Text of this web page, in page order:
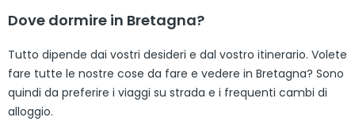
Dove dormire in Bretagna?
Tutto dipende dai vostri desideri e dal vostro itinerario. Volete
fare tutte le nostre cose da fare e vedere in Bretagna? Sono
quindi da preferire i viaggi su strada e i frequenti cambi di
alloggio.